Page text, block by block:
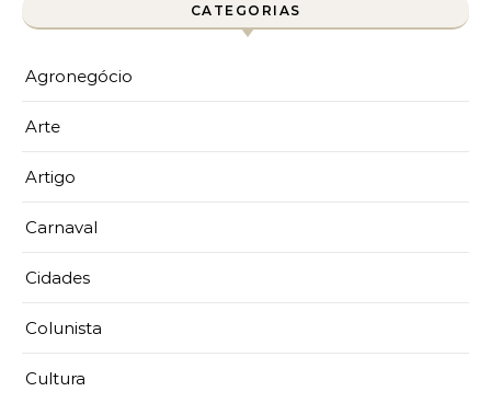
CATEGORIAS
Agronegócio
Arte
Artigo
Carnaval
Cidades
Colunista
Cultura